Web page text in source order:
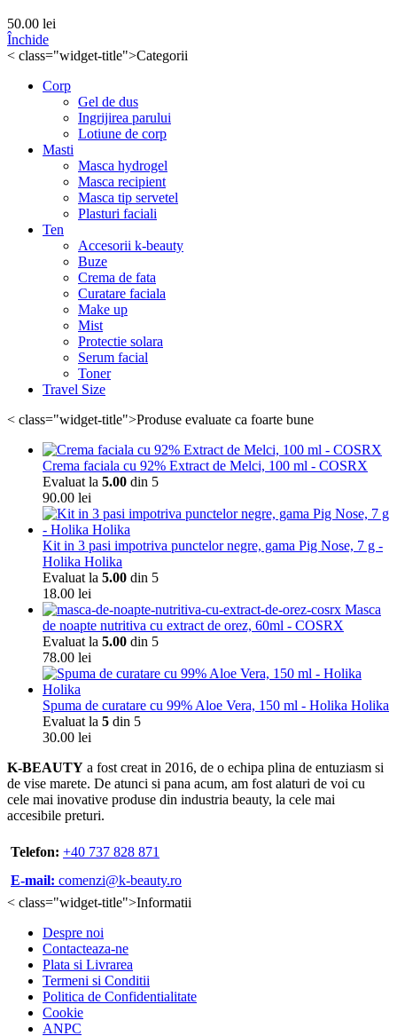
50.00 lei
Închide
< class="widget-title">Categorii
Corp
Gel de dus
Ingrijirea parului
Lotiune de corp
Masti
Masca hydrogel
Masca recipient
Masca tip servetel
Plasturi faciali
Ten
Accesorii k-beauty
Buze
Crema de fata
Curatare faciala
Make up
Mist
Protectie solara
Serum facial
Toner
Travel Size
< class="widget-title">Produse evaluate ca foarte bune
Crema faciala cu 92% Extract de Melci, 100 ml - COSRX
Evaluat la 5.00 din 5
90.00 lei
Kit in 3 pasi impotriva punctelor negre, gama Pig Nose, 7 g -
Holika Holika
Evaluat la 5.00 din 5
18.00 lei
Masca
de noapte nutritiva cu extract de orez, 60ml - COSRX
Evaluat la 5.00 din 5
78.00 lei
Spuma de curatare cu 99% Aloe Vera, 150 ml - Holika Holika
Evaluat la 5 din 5
30.00 lei
K-BEAUTY a fost creat in 2016, de o echipa plina de entuziasm si
de vise marete. De atunci si pana acum, am fost alaturi de voi cu
cele mai inovative produse din industria beauty, la cele mai
accesibile preturi.
Telefon: +40 737 828 871
E-mail: comenzi@k-beauty.ro
< class="widget-title">Informatii
Despre noi
Contacteaza-ne
Plata si Livrarea
Termeni si Conditii
Politica de Confidentialitate
Cookie
ANPC